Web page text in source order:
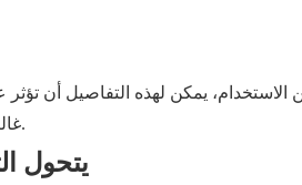
غالباً ما تكون التأثيرات تدريجية وليست فورية.
يتحول